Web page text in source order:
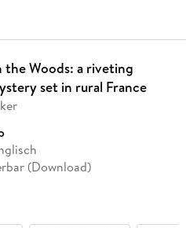
the Woods: a riveting
set in rural France
(Download)